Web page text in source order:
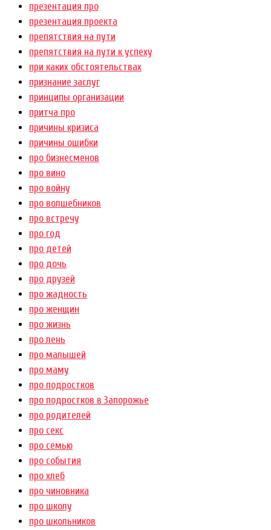
презентация про
презентация проекта
препятствия на пути
препятствия на пути к успеху
при каких обстоятельствах
признание заслуг
принципы организации
притча про
причины кризиса
причины ошибки
про бизнесменов
про вино
про войну
про волшебников
про встречу
про год
про детей
про дочь
про друзей
про жадность
про женщин
про жизнь
про лень
про малышей
про маму
про подростков
про подростков в Запорожье
про родителей
про секс
про семью
про события
про хлеб
про чиновника
про школу
про школьников